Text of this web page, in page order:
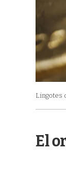
Lingotes
El